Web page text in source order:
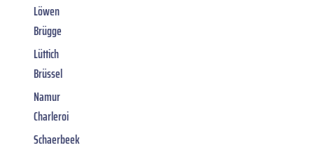
Löwen
Brügge
Lüttich
Brüssel
Namur
Charleroi
Schaerbeek